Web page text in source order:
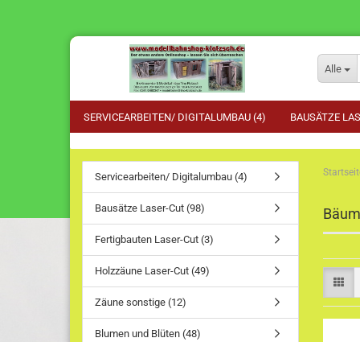
Alle
SERVICEARBEITEN/ DIGITALUMBAU (4) BAUSÄTZE
Servicearbeiten/ Digitalumbau (4)
Bausätze Laser-Cut (98)
Fertigbauten Laser-Cut (3)
Holzzäune Laser-Cut (49)
Zäune sonstige (12)
Blumen und Blüten (48)